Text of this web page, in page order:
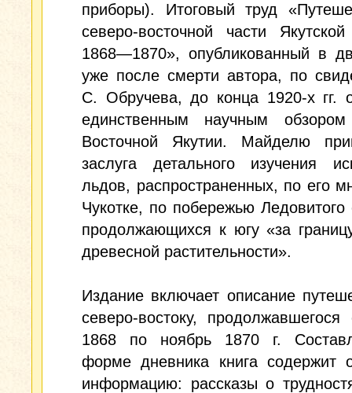
приборы). Итоговый труд
северо-восточной части
1868—1870», опубликованный в
уже после смерти автора, по
С. Обручева, до конца 1920-х гг.
единственным научным
Восточной Якутии. Майделю
заслуга детального изучения
льдов, распространенных, по его
Чукотке, по побережью Ледовитого
продолжающихся к югу «за
древесной растительности».
Издание включает описание
северо-востоку,
1868 по ноябрь 1870 г.
форме дневника книга содержит
информацию: рассказы о